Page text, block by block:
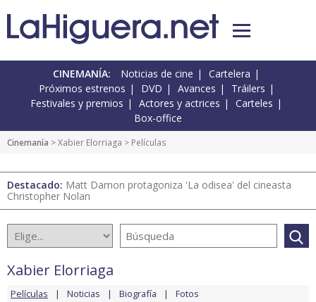
CINEMANÍA: Noticias de cine
Cartelera
Próximos estrenos
DVD Avances
Tráilers
Festivales y premios
Actores y actrices
Carteles
Box-office
Cinemanía >Xabier Elorriaga > Películas
Destacado: Matt Damon protagoniza 'La odisea' del cineasta
Christopher Nolan
Xabier Elorriaga
Películas Noticias Biografía Fotos